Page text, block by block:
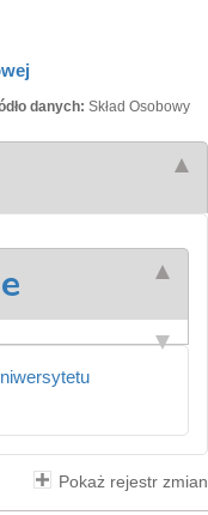
danych: Skład Osobowy
Pokaż rejestr zmian